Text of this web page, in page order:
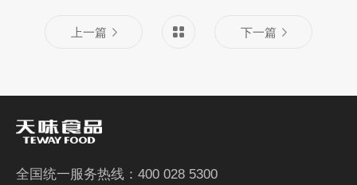
上一篇 下一篇
全国统一服务热线：400 028 5300